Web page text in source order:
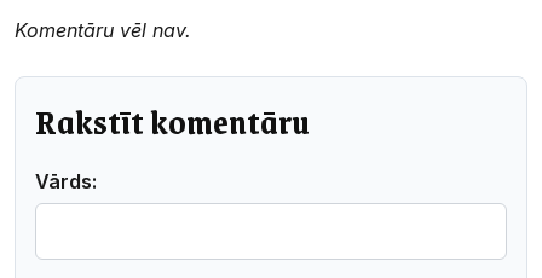
Komentāru vēl nav.
Rakstīt komentāru
Vārds: